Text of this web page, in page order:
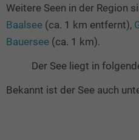
Weitere Seen in der Region
Baalsee (ca. 1 km entfernt),
Bauersee (ca. 1 km).
Der See liegt in
Bekannt ist der See auch